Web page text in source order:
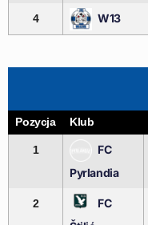
4 W13
Pozycja Klub
1
FC
Pyrlandia
2
FC